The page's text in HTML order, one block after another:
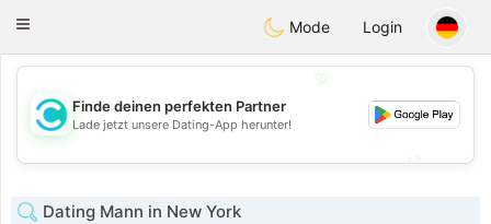
olombiaCitas
Toggle
Mode Login
💖
💕
Finde deinen perfekten Partner
Lade jetzt unsere Dating-App herunter!
Dating Mann in New York